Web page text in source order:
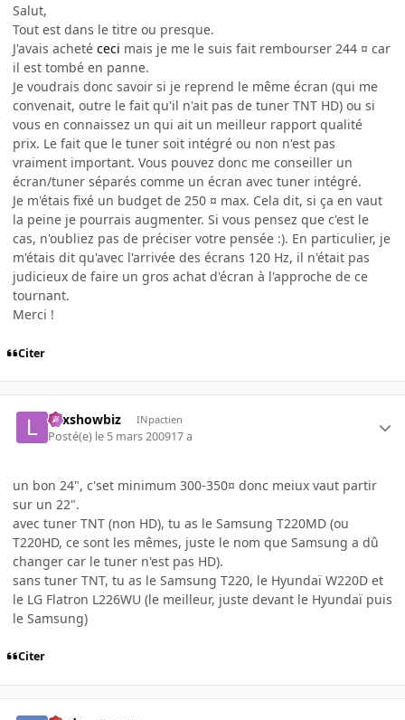
Salut,
Tout est dans le titre ou presque.
J'avais acheté ceci mais je me le suis fait rembourser 244 ¤ car
il est tombé en panne.
Je voudrais donc savoir si je reprend le même écran (qui me
convenait, outre le fait qu'il n'ait pas de tuner TNT HD) ou si
vous en connaissez un qui ait un meilleur rapport qualité
prix. Le fait que le tuner soit intégré ou non n'est pas
vraiment important. Vous pouvez donc me conseiller un
écran/tuner séparés comme un écran avec tuner intégré.
Je m'étais fixé un budget de 250 ¤ max. Cela dit, si ça en vaut
la peine je pourrais augmenter. Si vous pensez que c'est le
cas, n'oubliez pas de préciser votre pensée :). En particulier, je
m'étais dit qu'avec l'arrivée des écrans 120 Hz, il n'était pas
judicieux de faire un gros achat d'écran à l'approche de ce
tournant.
Merci !
Citer
Lexshowbiz INpactien
Posté(e) le 5 mars 200917 a
un bon 24", c'set minimum 300-350¤ donc meiux vaut partir
sur un 22".
avec tuner TNT (non HD), tu as le Samsung T220MD (ou
T220HD, ce sont les mêmes, juste le nom que Samsung a dû
changer car le tuner n'est pas HD).
sans tuner TNT, tu as le Samsung T220, le Hyundaï W220D et
le LG Flatron L226WU (le meilleur, juste devant le Hyundaï puis
le Samsung)
Citer